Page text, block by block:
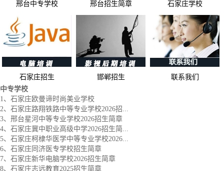
邢台中专学校 邢台招生简章 石家庄学校
石家庄招生 邯郸招生
联系我们
中专学校
1、石家庄欧曼谛时尚美业学校
2、石家庄路翔铁路中等专业学校2026招...
3、邢台星河中等专业学校2026招生简章
4、石家庄冀中职业高级中学2026招生简...
5、石家庄柯棣华医学中等专业学校2026...
6、石家庄同济医专学校招生简章
7、石家庄新华电脑学校2026招生简章
8、石家庄志远教育2025招生简章